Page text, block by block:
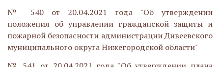
№ 540 от 20.04.2021 года "Об утверждении
положения об управлении гражданской защиты и
пожарной безопасности администрации Дивеевского
муниципального округа Нижегородской области"